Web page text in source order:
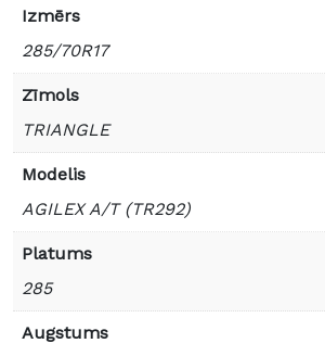
Izmērs
285/70R17
Zīmols
TRIANGLE
Modelis
AGILEX A/T (TR292)
Platums
285
Augstums